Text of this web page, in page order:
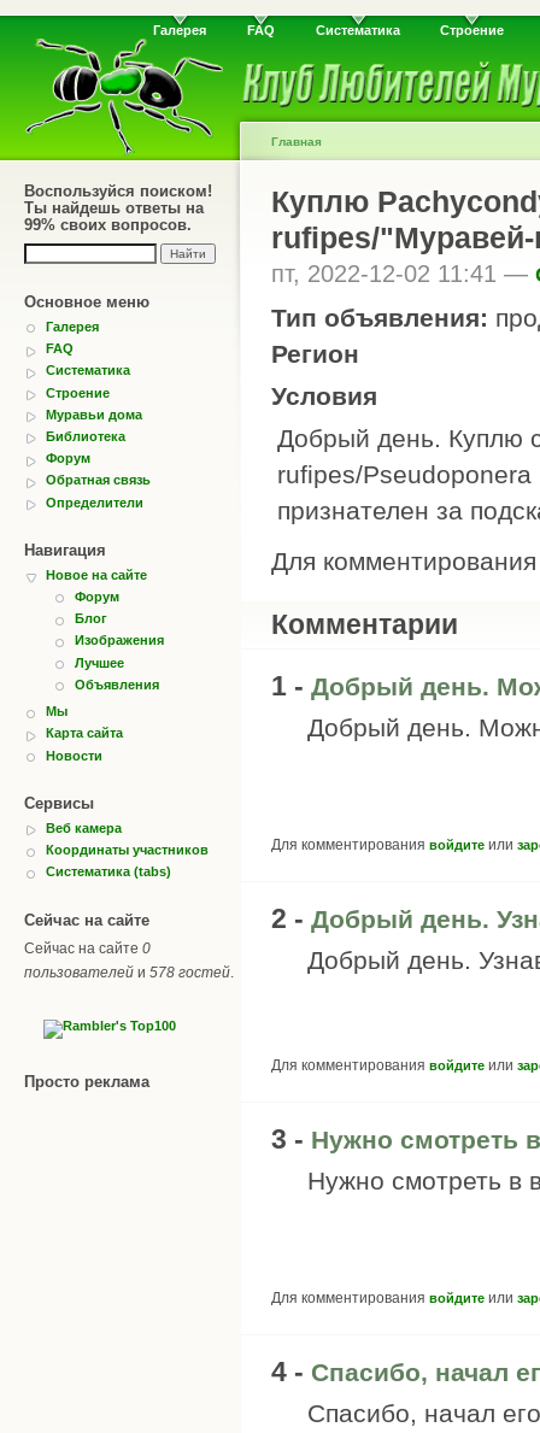
Галерея FAQ Систематика Строение
Воспользуйся поиском!
Ты найдешь ответы на
99% своих вопросов.
Основное меню
Галерея
FAQ
Систематика
Строение
Муравьи дома
Библиотека
Форум
Обратная связь
Определители
Навигация
Новое на сайте
Форум
Блог
Изображения
Лучшее
Объявления
Мы
Карта сайта
Новости
Сервисы
Веб камера
Координаты участников
Систематика (tabs)
Сейчас на сайте
Сейчас на сайте 0
пользователей и 578 гостей
Просто реклама
Главная
Куплю
rufipes/
пт, 2022-12-02 11:41 —
Тип объявления:
Регион
Условия
Добрый день. Куплю
rufipes/
признателен за
Для
Комментарии
1 - Добрый день.
Добрый день.
Для комментирования войдите или
2 - Добрый день.
Добрый день.
Для комментирования войдите или
3 - Нужно смотреть
Нужно смотреть в
Для комментирования войдите или
4 - Спасибо, начал
Спасибо, начал